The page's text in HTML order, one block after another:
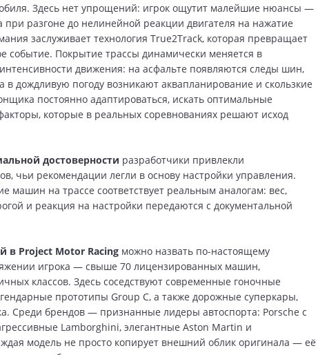
Здесь нет упрощений: игрок ощутит малейшие нюансы —
при разгоне до нелинейной реакции двигателя на нажатие
заслуживает технология True2Track, которая превращает
событие. Покрытие трассы динамически меняется в
движения: на асфальте появляются следы шин,
в дождливую погоду возникают аквапланирование и скользкие
постоянно адаптироваться, искать оптимальные
которые в реальных соревнованиях решают исход
достоверности разработчики привлекли
чьи рекомендации легли в основу настройки управления.
машин на трассе соответствует реальным аналогам: вес,
и реакция на настройки передаются с документальной
в Project Motor Racing можно назвать по-настоящему
игрока — свыше 70 лицензированных машин,
классов. Здесь соседствуют современные гоночные
прототипы Group C, а также дорожные суперкары,
Среди брендов — признанные лидеры автоспорта: Porsche с
Lamborghini, элегантные Aston Martin и
модель не просто копирует внешний облик оригинала — её